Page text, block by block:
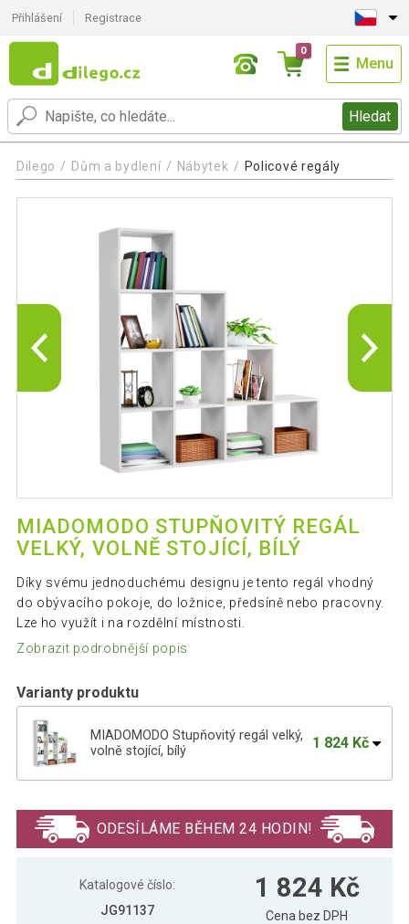
Přihlášení Registrace
Hledat
0
Menu
Dilego Dům a bydlení Nábytek Policové regály
MIADOMODO STUPŇOVITÝ REGÁL
VELKÝ, VOLNĚ STOJÍCÍ, BÍLÝ
Díky svému jednoduchému designu je tento regál vhodný
do obývacího pokoje, do ložnice, předsíně nebo pracovny.
Lze ho využít i na rozdělní místnosti.
Zobrazit podrobnější popis
Varianty produktu
MIADOMODO Stupňovitý regál velký,
volně stojící, bílý
1 824 Kč
volně stojící, vintage
ODESÍLÁME BĚHEM 24 HODIN!
Katalogové číslo:
JG91137
1 824 Kč
Cena bez DPH